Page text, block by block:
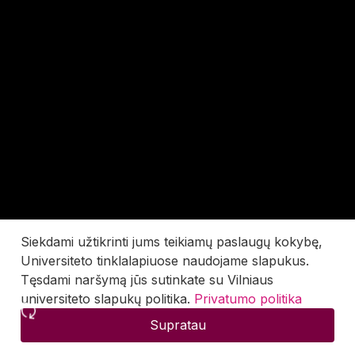
Siekdami užtikrinti jums teikiamų paslaugų kokybę,
Universiteto tinklalapiuose naudojame slapukus.
Tęsdami naršymą jūs sutinkate su Vilniaus
universiteto slapukų politika. Privatumo politika
Supratau